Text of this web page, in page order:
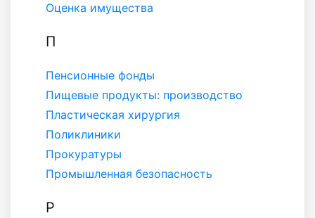
Оценка имущества
П
Пенсионные фонды
Пищевые продукты: производство
Пластическая хирургия
Поликлиники
Прокуратуры
Промышленная безопасность
Р